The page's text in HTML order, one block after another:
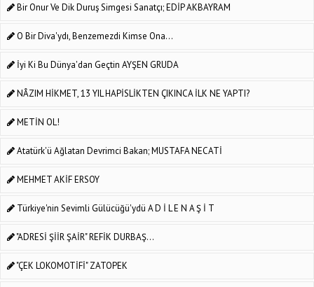
Bir Onur Ve Dik Duruş Simgesi Sanatçı; EDİP AKBAYRAM
O Bir Diva'ydı, Benzemezdi Kimse Ona...
İyi Ki Bu Dünya'dan Geçtin AYŞEN GRUDA
NÂZIM HİKMET, 13 YIL HAPİSLİKTEN ÇIKINCA İLK NE YAPTI?
METİN OL!
Atatürk'ü Ağlatan Devrimci Bakan; MUSTAFA NECATİ
MEHMET AKİF ERSOY
Türkiye'nin Sevimli Gülücüğü'ydü A D İ L E N A Ş İ T
"ADRESİ ŞİİR ŞAİR" REFİK DURBAŞ...
"ÇEK LOKOMOTİFİ" ZATOPEK